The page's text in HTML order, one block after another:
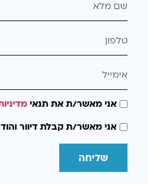
אני מאשר/ת את תנאי
אני מאשר/ת קבלת דיוור
שליחה